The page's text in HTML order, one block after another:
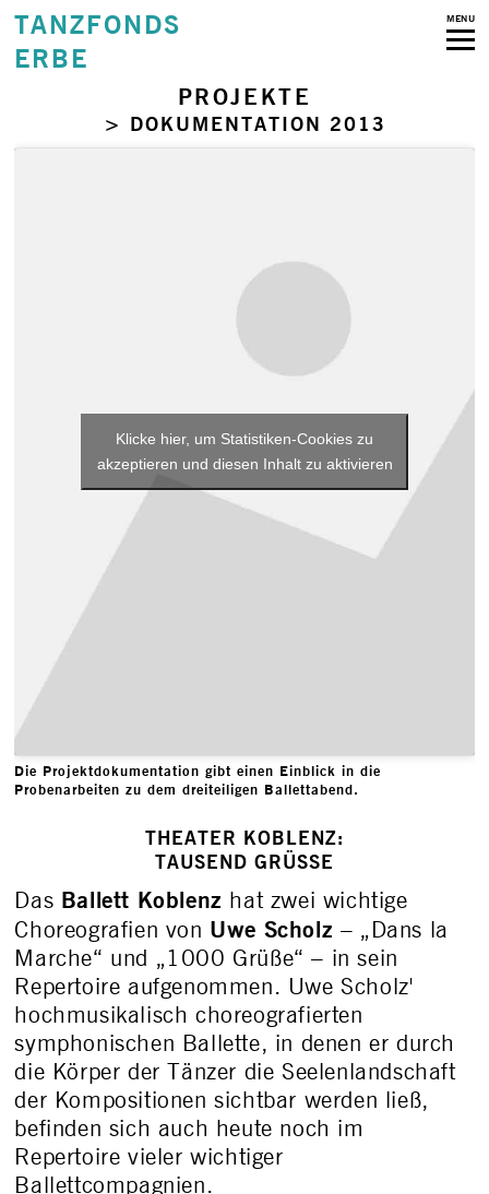
TANZFONDS
ERBE
MENU
PROJEKTE
> DOKUMENTATION 2013
Klicke hier, um Statistiken-Cookies zu
akzeptieren und diesen Inhalt zu aktivieren
Die Projektdokumentation gibt einen Einblick in die
Probenarbeiten zu dem dreiteiligen Ballettabend.
THEATER KOBLENZ:
TAUSEND GRÜSSE
Das Ballett Koblenz hat zwei wichtige
Choreografien von Uwe Scholz – „Dans la
Marche“ und „1000 Grüße“ – in sein
Repertoire aufgenommen. Uwe Scholz'
hochmusikalisch choreografierten
symphonischen Ballette, in denen er durch
die Körper der Tänzer die Seelenlandschaft
der Kompositionen sichtbar werden ließ,
befinden sich auch heute noch im
Repertoire vieler wichtiger
Ballettcompagnien.